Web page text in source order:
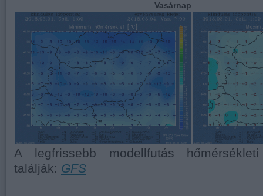
Vasárnap
A legfrissebb modellfutás
találják: GFS